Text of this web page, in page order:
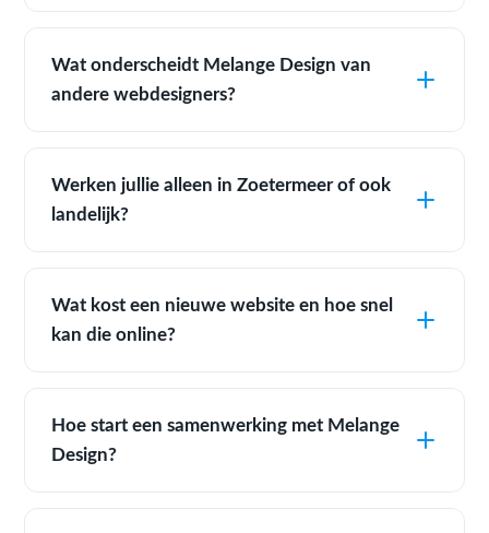
Wat onderscheidt Melange Design van
andere webdesigners?
Werken jullie alleen in Zoetermeer of ook
landelijk?
Wat kost een nieuwe website en hoe snel
kan die online?
Hoe start een samenwerking met Melange
Design?